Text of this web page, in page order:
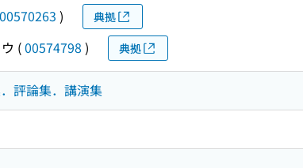
00570263 ) 典拠
(00574798 ) 典拠
評論集．講演集